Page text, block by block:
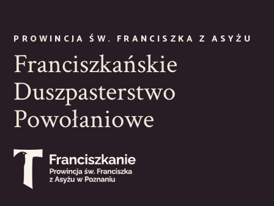
PROWINCJA ŚW. FRANCISZKA Z ASYŻU
Franciszkańskie
Duszpasterstwo
Powołaniowe